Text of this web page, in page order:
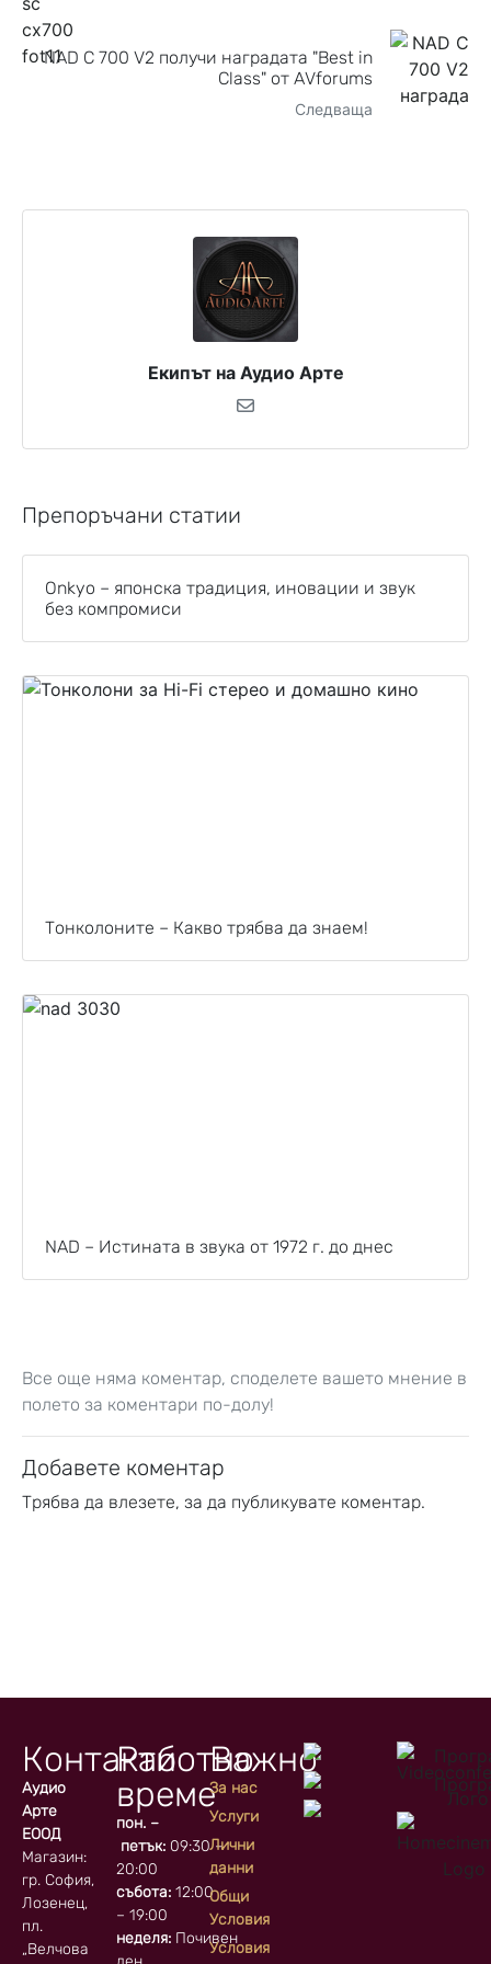
NAD C 700 V2 получи наградата "Best in
Class" от AVforums
Следваща
Екипът на Аудио Арте
Препоръчани статии
Onkyo – японска традиция, иновации и звук
без компромиси
Тонколоните – Какво трябва да знаем!
NAD – Истината в звука от 1972 г. до днес
Все още няма коментар, споделете вашето мнение в
полето за коментари по-долу!
Добавете коментар
Трябва да влезете, за да публикувате коментар.
Контакти
Аудио
Арте
ЕООД
Магазин:
гр. София, кв.
Лозенец,
пл.
„Велчова
Работно
време
пон. –
петък:09:30 –
20:00
събота:12:00
– 19:00
неделя:Почивен
Важно
За нас
Услуги
Лични
данни
Общи
Условия
Условия